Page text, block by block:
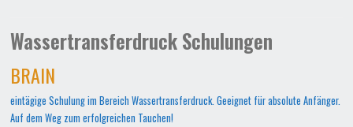
Wassertransferdruck Schulungen
BRAIN
eintägige Schulung im Bereich Wassertransferdruck. Geeignet für absolute Anfänger.
Auf dem Weg zum erfolgreichen Tauchen!